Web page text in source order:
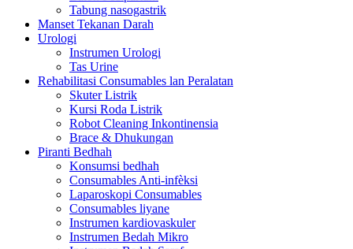
Tabung nasogastrik
Manset Tekanan Darah
Urologi
Instrumen Urologi
Tas Urine
Rehabilitasi Consumables lan Peralatan
Skuter Listrik
Kursi Roda Listrik
Robot Cleaning Inkontinensia
Brace & Dhukungan
Piranti Bedhah
Konsumsi bedhah
Consumables Anti-infèksi
Laparoskopi Consumables
Consumables liyane
Instrumen kardiovaskuler
Instrumen Bedah Mikro